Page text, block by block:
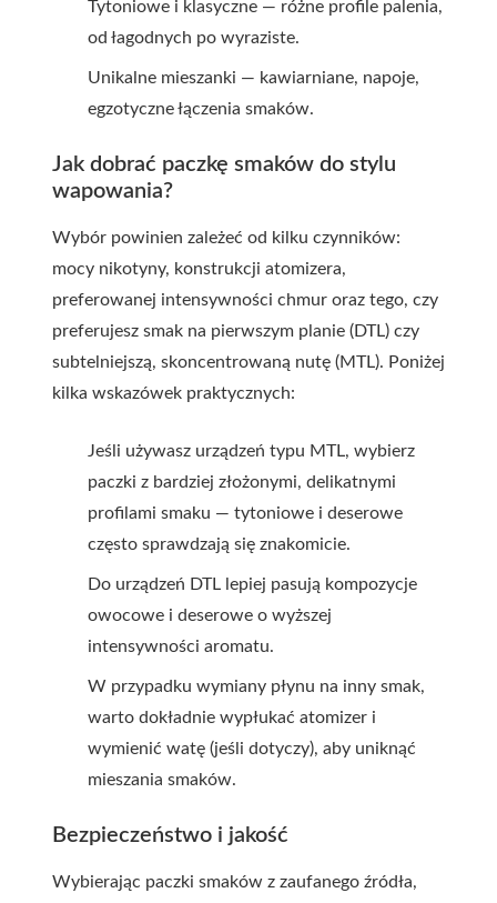
Tytoniowe i klasyczne — różne profile palenia,
od łagodnych po wyraziste.
Unikalne mieszanki — kawiarniane, napoje,
egzotyczne łączenia smaków.
Jak dobrać paczkę smaków do stylu
wapowania?
Wybór powinien zależeć od kilku czynników:
mocy nikotyny, konstrukcji atomizera,
preferowanej intensywności chmur oraz tego, czy
preferujesz smak na pierwszym planie (DTL) czy
subtelniejszą, skoncentrowaną nutę (MTL). Poniżej
kilka wskazówek praktycznych:
Jeśli używasz urządzeń typu MTL, wybierz
paczki z bardziej złożonymi, delikatnymi
profilami smaku — tytoniowe i deserowe
często sprawdzają się znakomicie.
Do urządzeń DTL lepiej pasują kompozycje
owocowe i deserowe o wyższej
intensywności aromatu.
W przypadku wymiany płynu na inny smak,
warto dokładnie wypłukać atomizer i
wymienić watę (jeśli dotyczy), aby uniknąć
mieszania smaków.
Bezpieczeństwo i jakość
Wybierając paczki smaków z zaufanego źródła,